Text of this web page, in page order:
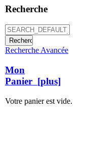
Recherche
Recherche Avancée
Mon
Panier [plus]
Votre panier est vide.